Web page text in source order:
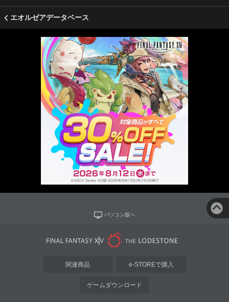
エオルゼアデータベース
パソコン版へ
関連商品 e-STOREで購入
ゲームダウンロード